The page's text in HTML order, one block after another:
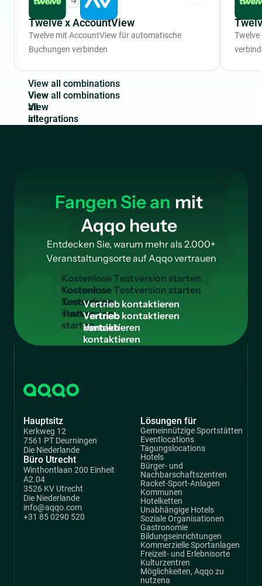
Twelve x AccountView
Twelve mit AccountView für automatische
Buchungen verbinden
View a combinations
View
all
integrations
Fangen Sie an mit
Aqqo heute
Entdecken Sie, warum mehr als 2.000+
Veranstaltungsorte auf Aqqo vertrauen
KostenloseTestversion starten
Kostenlose
Testversion
starten
Vertrieb kontaktieren
Vertrieb
kontaktieren
Hauptsitz
Kerkweg 12
7561 PT Deurningen
Die Niederlande
Büro Utrecht
Winthontlaan 200 Einheit
A2.04
3526 KV Utrecht
Die Niederlande
info@aqqo.com
+31 85 0290 520
Lösungen für
Gemeinnützige Sportstätten
Eventlocations
Tagungslocations
Hotels
Bürger- und
Nachbarschaftszentren
Racket-Sport-Anlagen
Kommunen
Hotelketten
Unabhängige Hotels
Soziale Organisationen
Gastronomie
Bildungseinrichtungen
Kommerzielle Sportanlagen
Freizeit- und Erlebnisorte
Kulturzentren
Möglichkeiten, Aqqo zu
nutzena